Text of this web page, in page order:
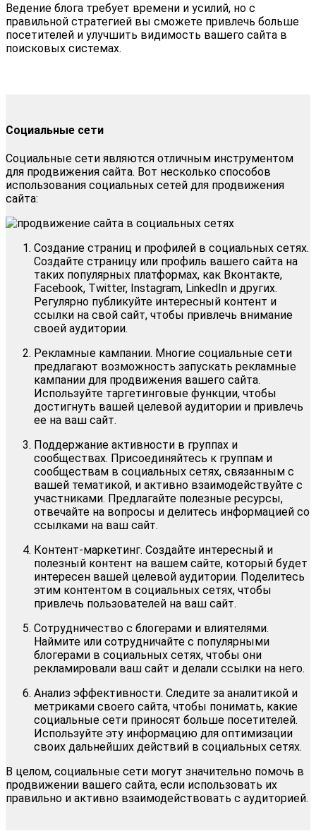
Ведение блога требует времени и усилий, но с
правильной стратегией вы сможете привлечь больше
посетителей и улучшить видимость вашего сайта в
поисковых системах.
Социальные сети
Социальные сети являются отличным инструментом
для продвижения сайта. Вот несколько способов
использования социальных сетей для продвижения
сайта:
Создание страниц и профилей в социальных сетях.
Создайте страницу или профиль вашего сайта на
таких популярных платформах, как Вконтакте,
Facebook, Twitter, Instagram, LinkedIn и других.
Регулярно публикуйте интересный контент и
ссылки на свой сайт, чтобы привлечь внимание
своей аудитории.
Рекламные кампании. Многие социальные сети
предлагают возможность запускать рекламные
кампании для продвижения вашего сайта.
Используйте таргетинговые функции, чтобы
достигнуть вашей целевой аудитории и привлечь
ее на ваш сайт.
Поддержание активности в группах и
сообществах. Присоединяйтесь к группам и
сообществам в социальных сетях, связанным с
вашей тематикой, и активно взаимодействуйте с
участниками. Предлагайте полезные ресурсы,
отвечайте на вопросы и делитесь информацией со
ссылками на ваш сайт.
Контент-маркетинг. Создайте интересный и
полезный контент на вашем сайте, который будет
интересен вашей целевой аудитории. Поделитесь
этим контентом в социальных сетях, чтобы
привлечь пользователей на ваш сайт.
Сотрудничество с блогерами и влиятелями.
Наймите или сотрудничайте с популярными
блогерами в социальных сетях, чтобы они
рекламировали ваш сайт и делали ссылки на него.
Анализ эффективности. Следите за аналитикой и
метриками своего сайта, чтобы понимать, какие
социальные сети приносят больше посетителей.
Используйте эту информацию для оптимизации
своих дальнейших действий в социальных сетях.
В целом, социальные сети могут значительно помочь в
продвижении вашего сайта, если использовать их
правильно и активно взаимодействовать с аудиторией.